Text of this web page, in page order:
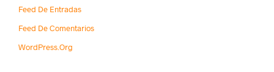
Feed De Entradas
Feed De Comentarios
WordPress.org